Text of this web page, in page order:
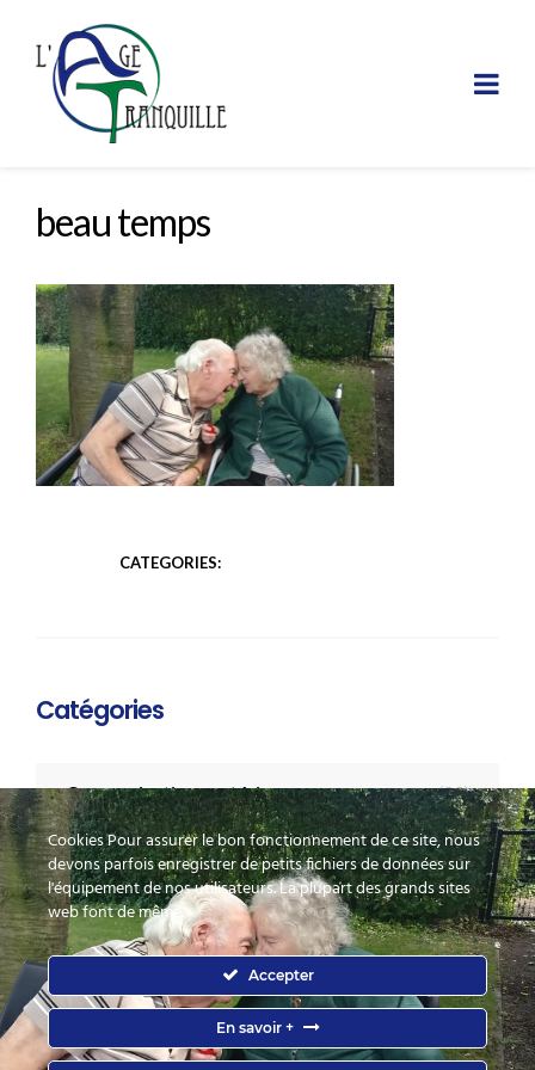
beau temps
CATEGORIES:
Catégories
Communications extérieures (22)
Evenements (35)
HOME PAGE
Mentions légales et politique de confidentialité
Cookies Pour assurer le bon fonctionnement de ce site, nous
devons parfois enregistrer de petits fichiers de données sur
l'équipement de nos utilisateurs. La plupart des grands sites
web font de même.
Accepter
En savoir +